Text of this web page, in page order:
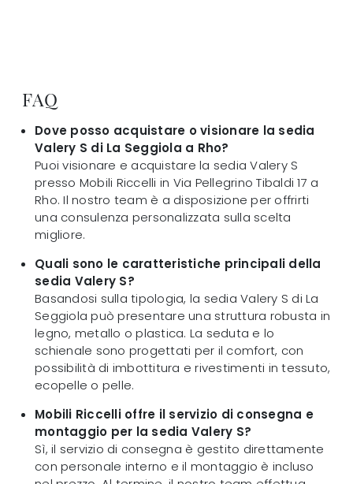
FAQ
Dove posso acquistare o visionare la sedia
Valery S di La Seggiola a Rho?
Puoi visionare e acquistare la sedia Valery S
presso Mobili Riccelli in Via Pellegrino Tibaldi 17 a
Rho. Il nostro team è a disposizione per offrirti
una consulenza personalizzata sulla scelta
migliore.
Quali sono le caratteristiche principali della
sedia Valery S?
Basandosi sulla tipologia, la sedia Valery S di La
Seggiola può presentare una struttura robusta in
legno, metallo o plastica. La seduta e lo
schienale sono progettati per il comfort, con
possibilità di imbottitura e rivestimenti in tessuto,
ecopelle o pelle.
Mobili Riccelli offre il servizio di consegna e
montaggio per la sedia Valery S?
Sì, il servizio di consegna è gestito direttamente
con personale interno e il montaggio è incluso